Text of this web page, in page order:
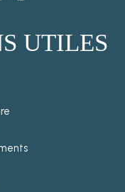
UTILES